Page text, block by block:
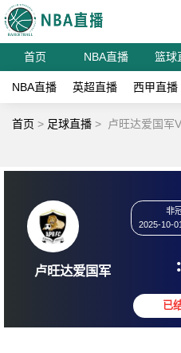
首页 NBA直播 篮球
NBA直播 英超直播 西甲直播
首页 > 足球直播 > 卢旺达爱国军
卢旺达爱国军